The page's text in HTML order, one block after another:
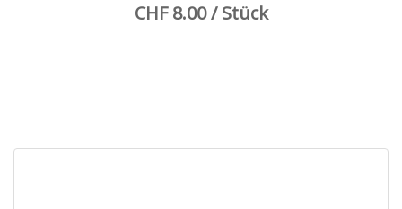
CHF 8.00 / Stück